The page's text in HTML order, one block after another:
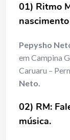
01) Ritmo
Pepysho
em Campina
Caruaru –
Neto.
02) RM:
música.